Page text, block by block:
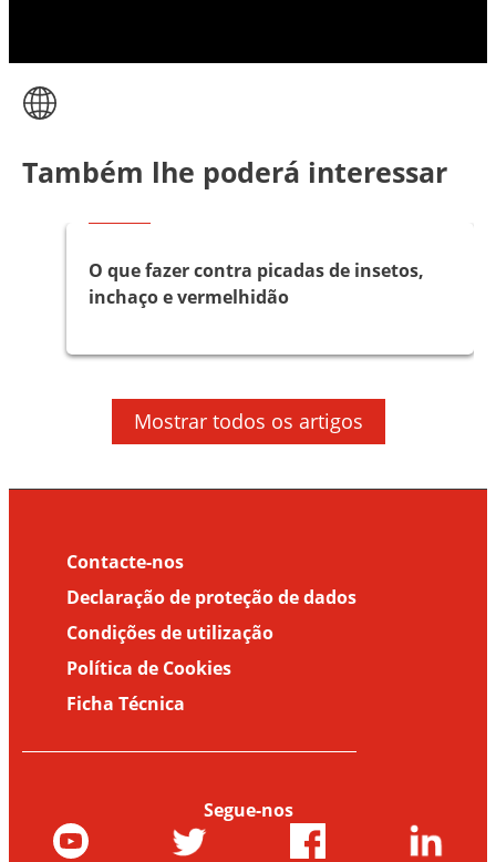
Também lhe poderá interessar
O que fazer contra picadas de insetos,
inchaço e vermelhidão
Artigos
História do Dia Mundial do Mosquito
Mostrar todos os artigos
Contacte-nos
Declaração de proteção de dados
Condições de utilização
Política de Cookies
Ficha Técnica
Segue-nos